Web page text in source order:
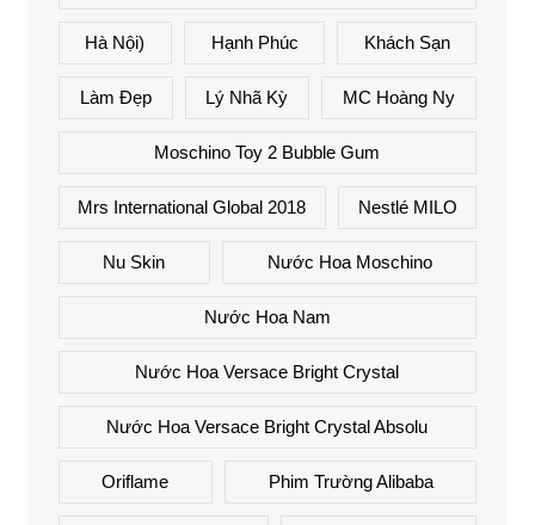
Hà Nội) Hạnh Phúc Khách Sạn
Làm Đẹp Lý Nhã Kỳ MC Hoàng Ny
Moschino Toy 2 Bubble Gum
Mrs International Global 2018 Nestlé MILO
Nu Skin Nước Hoa Moschino
Nước Hoa Nam
Nước Hoa Versace Bright Crystal
Nước Hoa Versace Bright Crystal Absolu
Oriflame Phim Trường Alibaba